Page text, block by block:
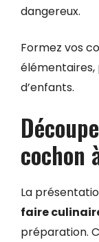
dangereux.
Formez vos
d’enfants.
cochon
La
faire
préparation.